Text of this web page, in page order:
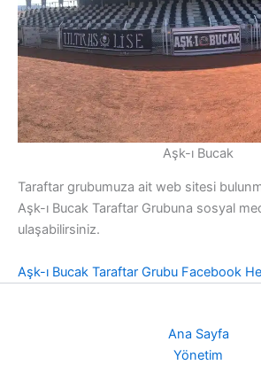
Aşk-ı Bucak
Taraftar grubumuza ait web sitesi
Aşk-ı Bucak Taraftar Grubuna sosyal
ulaşabilirsiniz.
Aşk-ı Bucak Taraftar Grubu Facebook
Ana Sayfa
Yönetim